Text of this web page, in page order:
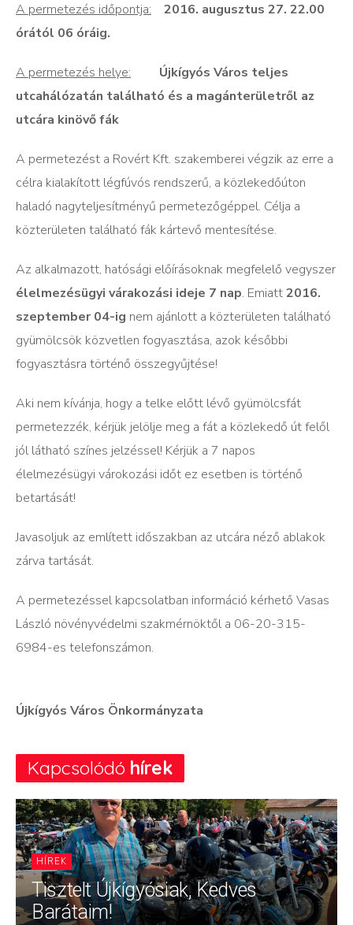
A permetezés időpontja:
2016. augusztus 27. 22.00
órától 06 óráig.
A permetezés helye: Újkígyós Város teljes
utcahálózatán található és a magánterületről az
utcára kinövő fák
A permetezést a Rovért Kft. szakemberei végzik az erre a
célra kialakított légfúvós rendszerű, a közlekedőúton
haladó nagyteljesítményű permetezőgéppel. Célja a
közterületen található fák kártevő mentesítése.
Az alkalmazott, hatósági előírásoknak megfelelő vegyszer
élelmezésügyi várakozási ideje 7 nap. Emiatt2016.
szeptember 04-ig nem ajánlott a közterületen található
gyümölcsök közvetlen fogyasztása, azok későbbi
fogyasztásra történő összegyűjtése!
Aki nem kívánja, hogy a telke előtt lévő gyümölcsfát
permetezzék, kérjük jelölje meg a fát a közlekedő út felől
jól látható színes jelzéssel! Kérjük a 7 napos
élelmezésügyi várokozási időt ez esetben is történő
betartását!
Javasoljuk az említett időszakban az utcára néző ablakok
zárva tartását.
A permetezéssel kapcsolatban információ kérhető Vasas
László növényvédelmi szakmérnöktől a 06-20-315-
6984-es telefonszámon.
Újkígyós Város Önkormányzata
Kapcsolódó hírek
HÍREK
Tisztelt Újkígyósiak, Kedves
Barátaim!